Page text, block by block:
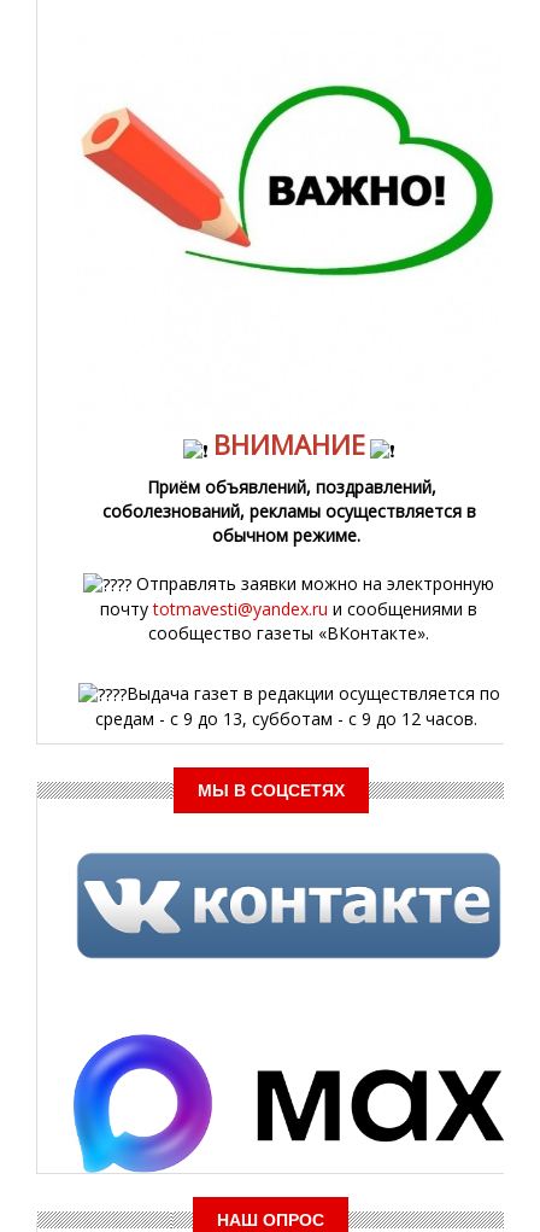
ВНИМАНИЕ
Приём объявлений, поздравлений,
соболезнований, рекламы осуществляется в
обычном режиме.
Отправлять заявки можно на электронную
почтуtotmavesti@yandex.ru и сообщениями в
сообщество газеты «ВКонтакте».
Выдача газет в редакции осуществляется по
средам - с 9 до 13, субботам - с 9 до 12 часов.
МЫ В СОЦСЕТЯХ
НАШ ОПРОС